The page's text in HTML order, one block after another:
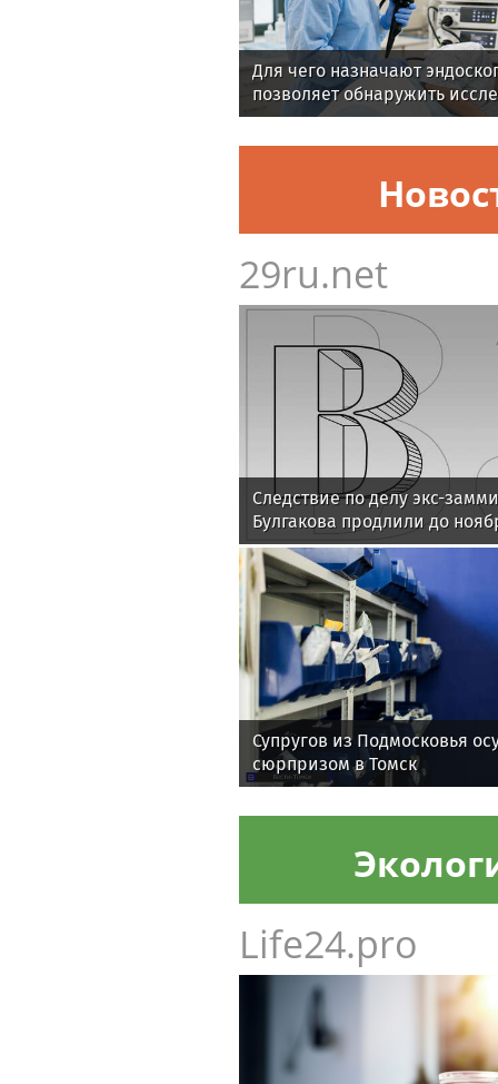
Для чего назначают
позволяет обнаружить
29ru.net
Следствие по делу экс-
Булгакова продлили до
Супругов из Подмосковья
сюрпризом в Томск
Life24.pro